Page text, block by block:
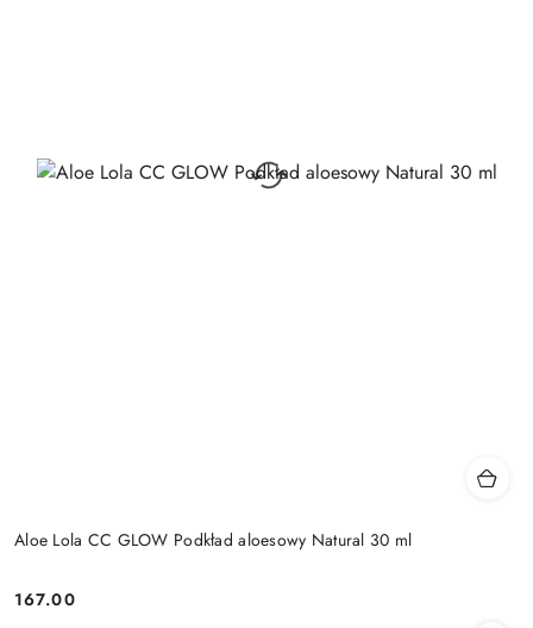
Aloe Lola CC GLOW Podkład aloesowy Natural 30 ml
Cena:
167.00